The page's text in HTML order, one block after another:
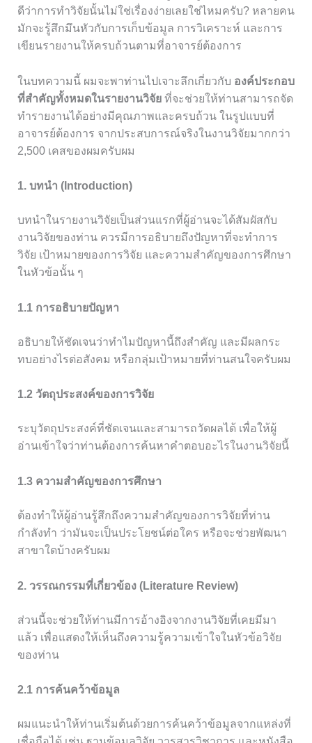
ดีว่าการทำวิจัยนั้นไม่ใช่เรื่องง่ายเลยใช่ไหมครับ? หลายคน
มักจะรู้สึกมึนหัวกับการเก็บข้อมูล การวิเคราะห์ และการ
เขียนรายงานให้ครบถ้วนตามที่อาจารย์ต้องการ
ในบทความนี้ ผมจะพาท่านไปเจาะลึกเกี่ยวกับ องค์ประกอบ
ที่สำคัญทั้งหมดในรายงานวิจัยที่จะช่วยให้ท่านสามารถจัด
ทำรายงานได้อย่างมีคุณภาพและครบถ้วน ในรูปแบบที่
อาจารย์ต้องการ จากประสบการณ์จริงในงานวิจัยมากกว่า
2,500 เคสของผมครับผม
1. บทนำ (Introduction)
บทนำในรายงานวิจัยเป็นส่วนแรกที่ผู้อ่านจะได้สัมผัสกับ
งานวิจัยของท่าน ควรมีการอธิบายถึงปัญหาที่จะทำการ
วิจัย เป้าหมายของการวิจัย และความสำคัญของการศึกษา
ในหัวข้อนั้น ๆ
1.1 การอธิบายปัญหา
อธิบายให้ชัดเจนว่าทำไมปัญหานี้ถึงสำคัญ และมีผลกระ
ทบอย่างไรต่อสังคม หรือกลุ่มเป้าหมายที่ท่านสนใจครับผม
1.2 วัตถุประสงค์ของการวิจัย
ระบุวัตถุประสงค์ที่ชัดเจนและสามารถวัดผลได้ เพื่อให้ผู้
อ่านเข้าใจว่าท่านต้องการค้นหาคำตอบอะไรในงานวิจัยนี้
1.3 ความสำคัญของการศึกษา
ต้องทำให้ผู้อ่านรู้สึกถึงความสำคัญของการวิจัยที่ท่าน
กำลังทำ ว่ามันจะเป็นประโยชน์ต่อใคร หรือจะช่วยพัฒนา
สาขาใดบ้างครับผม
2. วรรณกรรมที่เกี่ยวข้อง (Literature Review)
ส่วนนี้จะช่วยให้ท่านมีการอ้างอิงจากงานวิจัยที่เคยมีมา
แล้ว เพื่อแสดงให้เห็นถึงความรู้ความเข้าใจในหัวข้อวิจัย
ของท่าน
2.1 การค้นคว้าข้อมูล
ผมแนะนำให้ท่านเริ่มต้นด้วยการค้นคว้าข้อมูลจากแหล่งที่